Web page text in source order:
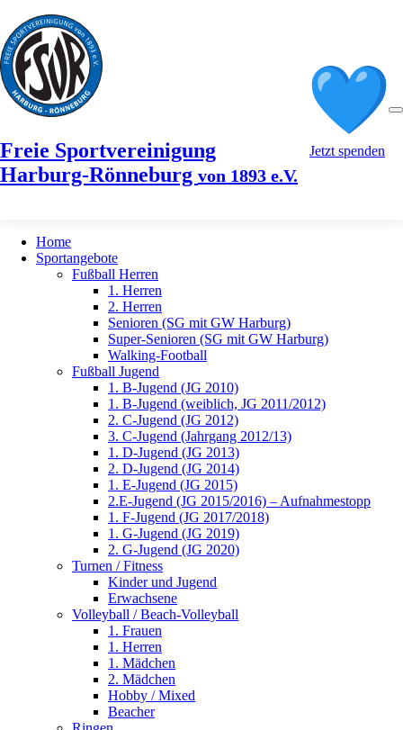
Freie Sportvereinigung
Harburg-Rönneburg von 1893 e.V.
Jetzt spenden
Home
Sportangebote
Fußball Herren
1. Herren
2. Herren
Senioren (SG mit GW Harburg)
Super-Senioren (SG mit GW Harburg)
Walking-Football
Fußball Jugend
1. B-Jugend (JG 2010)
1. B-Jugend (weiblich, JG 2011/2012)
2. C-Jugend (JG 2012)
3. C-Jugend (Jahrgang 2012/13)
1. D-Jugend (JG 2013)
2. D-Jugend (JG 2014)
1. E-Jugend (JG 2015)
2.E-Jugend (JG 2015/2016) – Aufnahmestopp
1. F-Jugend (JG 2017/2018)
1. G-Jugend (JG 2019)
2. G-Jugend (JG 2020)
Turnen / Fitness
Kinder und Jugend
Erwachsene
Volleyball / Beach-Volleyball
1. Frauen
1. Herren
1. Mädchen
2. Mädchen
Hobby / Mixed
Beacher